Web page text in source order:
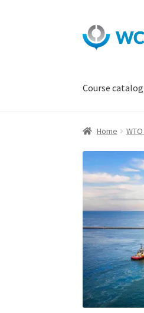
Skip
to
Skip
to
Course catalog
Home